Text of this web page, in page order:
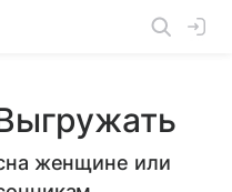
женщине или